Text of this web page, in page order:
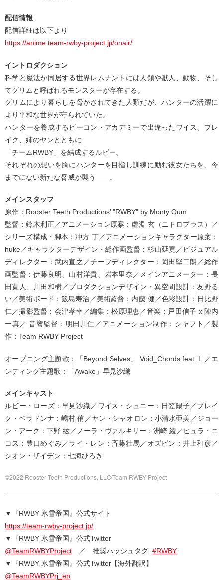
配信情報
配信詳細は以下より
https://anime.team-rwby-project.jp/onair/
イントロダクション
科学と魔法が同居する世界レムナントには人類や獣人、動物、そし
てグリムと呼ばれるモンスターが存在する。
グリムにより暮らしを脅かされてきた人類だが、ハンターの活躍に
より平和な世界が守られていた。
ハンターを養成するビーコン・アカデミーで出逢ったワイス、ブレ
イク、姉のヤンとともに
「チームRWBY」を結成するルビー。
それぞれの想いを胸にハンターを目指し訓練に励む彼女たちを、今
までにない新たな脅威が襲う――。
メインスタッフ
原作：Rooster Teeth Productions' "RWBY" by Monty Oum
監督：鈴木利正／アニメーション原案：虚淵 玄（ニトロプラス）／
シリーズ構成・脚本：冲方 丁／アニメーションキャラクター原案：
huke／キャラクターデザイン・総作画監督：杉山延寛／ビジュアル
ディレクター：武内宣之／チーフディレクター：岡田堅二朗／総作
画監督：伊藤良明、山村洋貴、岩本里奈／メインアニメーター：長
田寛人、川田和樹／プロダクションデザイン・異空間設計：友野る
い／美術ボード：飯島寿治／美術監督：内藤 健／色彩設計：日比野
仁／撮影監督：会津孝幸／編集：松原理恵／音楽：戸田信子 x 陣内
一真／ 音響監督：明田川仁／アニメーション制作：シャフト／製
作：Team RWBY Project
オープニング主題歌：「Beyond Selves」 Void_Chords feat. L ／エ
ンディング主題歌：「Awake」早見沙織
メインキャスト
ルビー・ローズ：早見沙織／ワイス・シュニー：日笠陽子／ブレイ
ク・ベラドンナ：嶋村 侑／ヤン・シャオロン：小清水亜美／ジョー
ン・アーク：下野 紘／ノーラ・ヴァルキリー：洲崎 綾／ピュラ・ニ
コス：豊口めぐみ／ライ・レン：斉藤壮馬／オズピン：井上和彦／
シオン・ザイデン：七海ひろき
©2022 Rooster Teeth Productions, LLC/Team RWBY Project
▼『RWBY 氷雪帝国』公式サイト
https://team-rwby-project.jp/
▼『RWBY 氷雪帝国』公式Twitter
@TeamRWBYProject ／ 推奨ハッシュタグ: #RWBY
▼『RWBY 氷雪帝国』公式Twitter【海外翻訳】
@TeamRWBYPrj_en